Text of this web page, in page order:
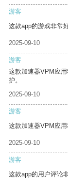
游客
这款app的游戏非常
2025-09-10
游客
这款加速器VPM应
护。
2025-09-10
游客
这款加速器VPM应
2025-09-10
游客
这款app的用户评论